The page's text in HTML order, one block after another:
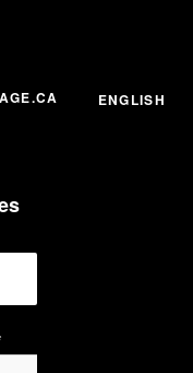
ENGLISH